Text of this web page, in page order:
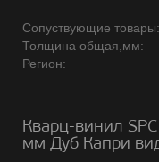
Сопуствующие товары:
Толщина общая,мм:
Регион:
Кварц-винил
мм Дуб Капри